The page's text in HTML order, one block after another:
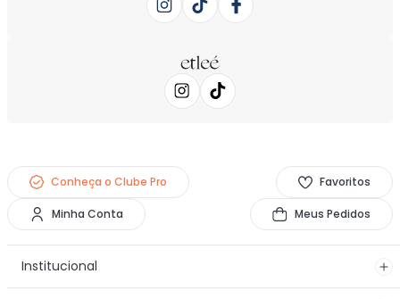
Conheça o Clube Pro Favoritos
Minha Conta Meus Pedidos
Institucional